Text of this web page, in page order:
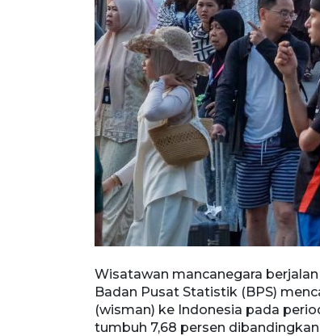
Wisatawan mancanegara berjalan
Badan Pusat Statistik (BPS)
(wisman) ke Indonesia pada
tumbuh 7,68 persen